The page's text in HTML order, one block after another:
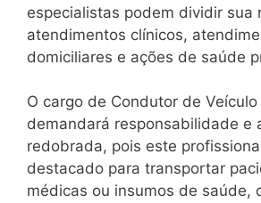
especialistas podem dividir sua
atendimentos clínicos,
domiciliares e ações de saúde
O cargo de Condutor de Veículo
demandará responsabilidade e
redobrada, pois este
destacado para transportar
médicas ou insumos de saúde,